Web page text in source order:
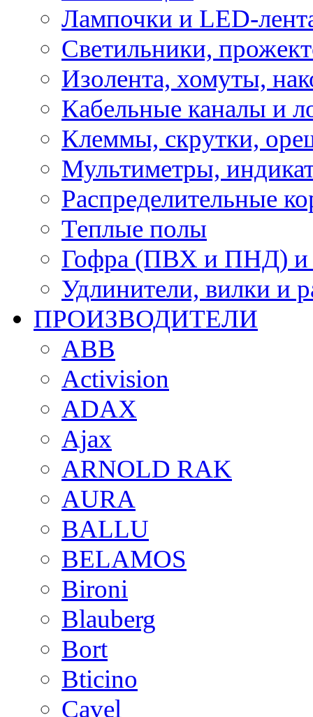
Лампочки и LED-
Светильники,
Изолента, хомуты,
Кабельные каналы и
Клеммы, скрутки,
Мультиметры,
Распределительные
Теплые полы
Гофра (ПВХ и ПНД) и
Удлинители, вилки и
ПРОИЗВОДИТЕЛИ
ABB
Activision
ADAX
Ajax
ARNOLD RAK
AURA
BALLU
BELAMOS
Bironi
Blauberg
Bort
Bticino
Cavel